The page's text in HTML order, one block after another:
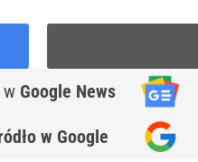
w Google News
w Google